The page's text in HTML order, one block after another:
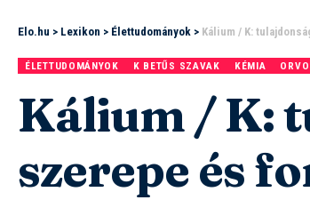
Elo.hu > Lexikon > Élettudományok > Kálium / K:
ÉLETTUDOMÁNYOK K BETŰS SZAVAK KÉMIA
Kálium / K:
szerepe és